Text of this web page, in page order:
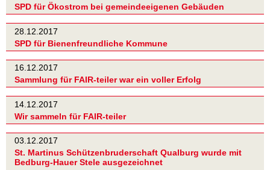
SPD für Ökostrom bei gemeindeeigenen Gebäuden
28.12.2017
SPD für Bienenfreundliche Kommune
16.12.2017
Sammlung für FAIR-teiler war ein voller Erfolg
14.12.2017
Wir sammeln für FAIR-teiler
03.12.2017
St. Martinus Schützenbruderschaft Qualburg wurde mit
Bedburg-Hauer Stele ausgezeichnet